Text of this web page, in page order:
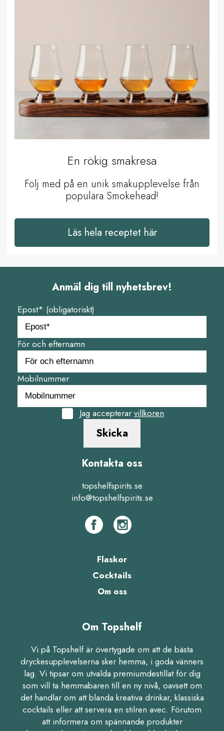
En rökig smakresa
Följ med på en unik smakupplevelse från
populära Smokehead!
Läs hela receptet här
Anmäl dig till nyhetsbrev!
Epost* (obligatoriskt)
För och efternamn
Mobilnummer
Jag accepterar villkoren
Skicka
Kontakta oss
topshelfspirits.se
info@topshelfspirits.se
Flaskor
Cocktails
Om oss
Om Topshelf
Vi på Topshelf är övertygade om att de bästa
dryckesupplevelserna sker hemma, i goda vänners
lag. Vi tipsar om utvalda premiumdestillat för dig
som vill ta hemmabaren till en ny nivå, oavsett om
det handlar om att blanda kreativa drinkar, klassiska
cocktails eller att servera en stilren avec. Förutom
att informera om spännande produkter